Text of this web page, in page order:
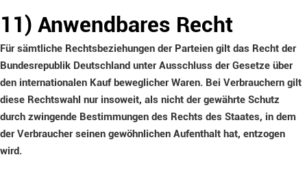
11) Anwendbares Recht
Für sämtliche Rechtsbeziehungen der Parteien gilt das Recht der
Bundesrepublik Deutschland unter Ausschluss der Gesetze über
den internationalen Kauf beweglicher Waren. Bei Verbrauchern gilt
diese Rechtswahl nur insoweit, als nicht der gewährte Schutz
durch zwingende Bestimmungen des Rechts des Staates, in dem
der Verbraucher seinen gewöhnlichen Aufenthalt hat, entzogen
wird.